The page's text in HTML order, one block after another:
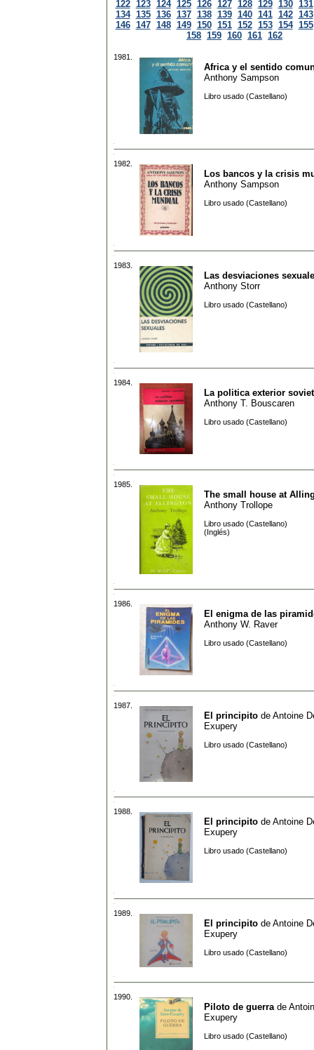
122 123 124 125 126 127 128 129 130 131
134 135 136 137 138 139 140 141 142 143
146 147 148 149 150 151 152 153 154 155
158 159 160 161 162
1981.
Africa y el sentido
Anthony Sampson
Libro usado (Castellano)
1982.
Los bancos y la crisis
Anthony Sampson
Libro usado (Castellano)
1983.
Las desviaciones
Anthony Storr
Libro usado (Castellano)
1984.
La politica exterior
Anthony T. Bouscaren
Libro usado (Castellano)
1985.
The small house at
Anthony Trollope
Libro usado (Castellano)
(Inglés)
1986.
El enigma de las
Anthony W. Raver
Libro usado (Castellano)
1987.
El principito de Antoine
Exupery
Libro usado (Castellano)
1988.
El principito de Antoine
Exupery
Libro usado (Castellano)
1989.
El principito de Antoine
Exupery
Libro usado (Castellano)
1990.
Piloto de guerra de
Exupery
Libro usado (Castellano)